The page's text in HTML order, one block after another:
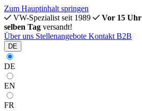
Zum Hauptinhalt springen
VW-Spezialist seit 1989
Vor 15 Uhr
selben Tag versandt!
Über uns Stellenangebote Kontakt B2B
DE
DE
EN
FR